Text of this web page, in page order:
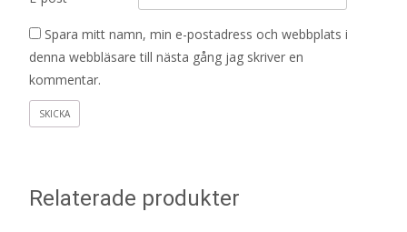
Spara mitt namn, min e-postadress och webbplats i
denna webbläsare till nästa gång jag skriver en
kommentar.
Relaterade produkter